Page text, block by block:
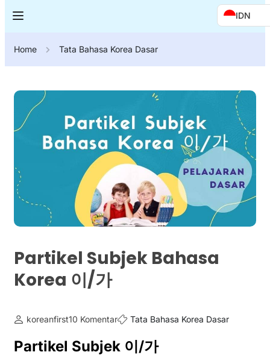
IDN
Home Tata Bahasa Korea Dasar
Partikel Subjek Bahasa
Korea 이/가
koreanfirst10 Komentar Tata Bahasa Korea Dasar
Partikel Subjek 이/가